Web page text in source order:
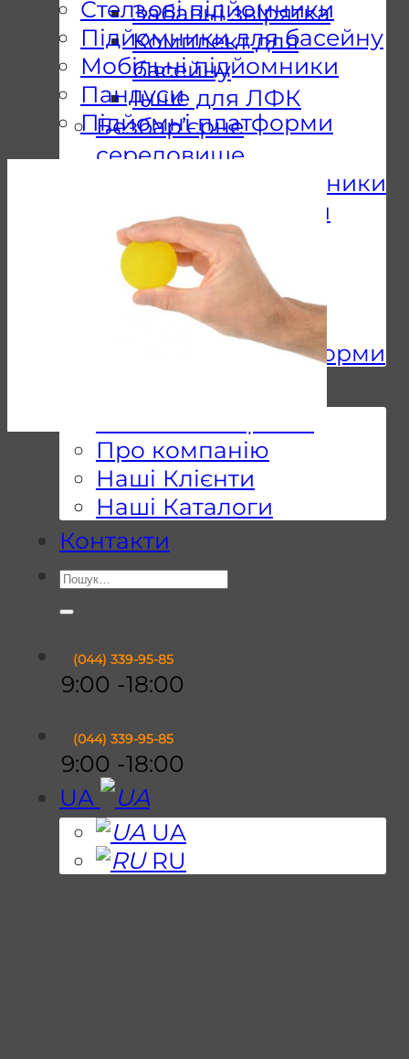
Забавні звірятка
Комплект для
басейну
Інше для ЛФК
Безбар’єрне
середовище
Стельові підйомники
Підйомники для
басейну
Мобільні
підйомники
Пандуси
Підйомні платформи
Про компанію
Наші Клієнти
Наші Каталоги
Контакти
Шукати:
(044) 339-95-85
9:00 -18:00
(044) 339-95-85
9:00 -18:00
UA
UA
RU
Стельові підйомники
Підйомники для басейну
Мобільні підйомники
Пандуси
Підйомні платформи